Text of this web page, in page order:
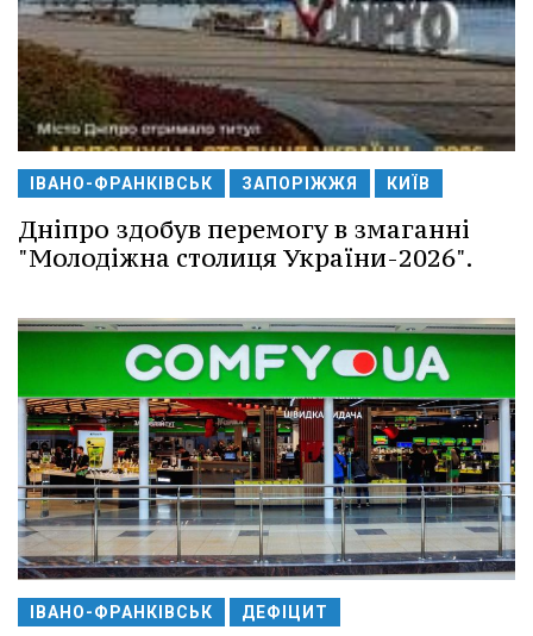
ІВАНО-ФРАНКІВСЬК ЗАПОРІЖЖЯ КИЇВ
Дніпро здобув перемогу в змаганні
"Молодіжна столиця України-2026".
ІВАНО-ФРАНКІВСЬК ДЕФІЦИТ